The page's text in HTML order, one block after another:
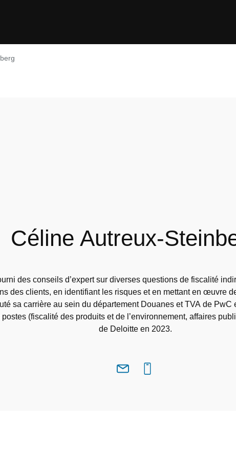
Céline Autreux-
des conseils d’expert sur diverses questions de fiscalité
des clients, en identifiant les risques et en mettant en œuvre
sa carrière au sein du département Douanes et TVA de
(fiscalité des produits et de l’environnement, affaires
de Deloitte en 2023.